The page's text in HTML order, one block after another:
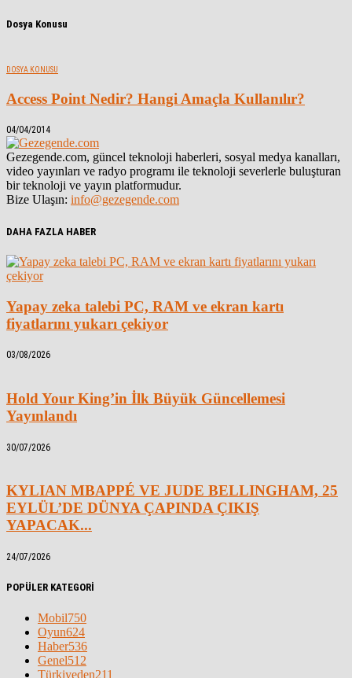
Dosya Konusu
DOSYA KONUSU
Access Point Nedir? Hangi Amaçla Kullanılır?
04/04/2014
Gezegende.com, güncel teknoloji haberleri, sosyal medya kanalları,
video yayınları ve radyo programı ile teknoloji severlerle buluşturan
bir teknoloji ve yayın platformudur.
Bize Ulaşın: info@gezegende.com
DAHA FAZLA HABER
Yapay zeka talebi PC, RAM ve ekran kartı
fiyatlarını yukarı çekiyor
03/08/2026
Hold Your King’in İlk Büyük Güncellemesi
Yayınlandı
30/07/2026
KYLIAN MBAPPÉ VE JUDE BELLINGHAM, 25
EYLÜL’DE DÜNYA ÇAPINDA ÇIKIŞ
YAPACAK...
24/07/2026
POPÜLER KATEGORİ
Mobil750
Oyun624
Haber536
Genel512
Türkiyeden211